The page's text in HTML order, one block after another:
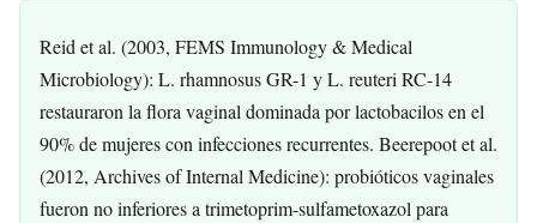
Reid et al. (2003, FEMS Immunology & Medical
Microbiology): L. rhamnosus GR-1 y L. reuteri RC-14
restauraron la flora vaginal dominada por lactobacilos en el
90% de mujeres con infecciones recurrentes. Beerepoot et al.
(2012, Archives of Internal Medicine): probióticos vaginales
fueron no inferiores a trimetoprim-sulfametoxazol para